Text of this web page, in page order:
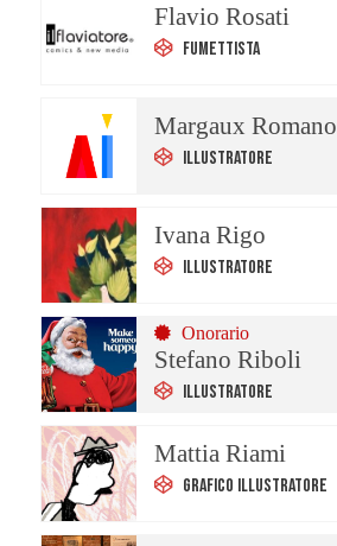
Flavio Rosati
Fumettista
Margaux Romano
Illustratore
Ivana Rigo
Illustratore
Onorario
Stefano Riboli
Illustratore
Mattia Riami
Grafico Illustratore